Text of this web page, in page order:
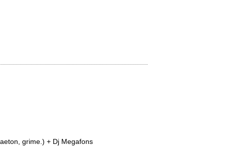
grime.) + Dj Megafons